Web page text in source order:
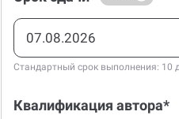
Стандартный срок выполнения: 10
Квалификация автора*